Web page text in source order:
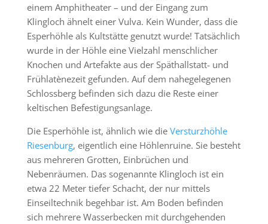
einem Amphitheater – und der Eingang zum
Klingloch ähnelt einer Vulva. Kein Wunder, dass die
Esperhöhle als Kultstätte genutzt wurde! Tatsächlich
wurde in der Höhle eine Vielzahl menschlicher
Knochen und Artefakte aus der Späthallstatt- und
Frühlatènezeit gefunden. Auf dem nahegelegenen
Schlossberg befinden sich dazu die Reste einer
keltischen Befestigungsanlage.
Die Esperhöhle ist, ähnlich wie die Versturzhöhle
Riesenburg, eigentlich eine Höhlenruine. Sie besteht
aus mehreren Grotten, Einbrüchen und
Nebenräumen. Das sogenannte Klingloch ist ein
etwa 22 Meter tiefer Schacht, der nur mittels
Einseiltechnik begehbar ist. Am Boden befinden
sich mehrere Wasserbecken mit durchgehenden